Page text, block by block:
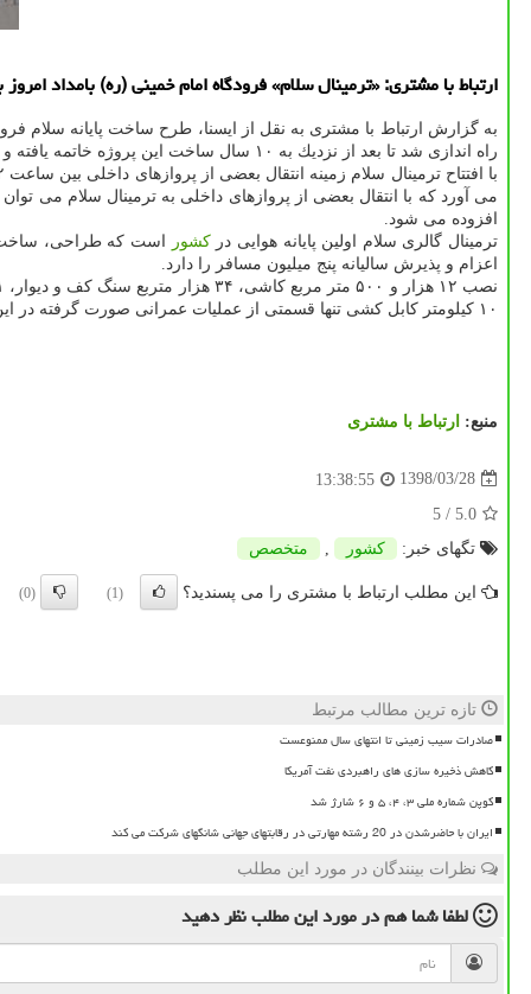
ارتباط با مشتری: «ترمینال سلام» فرودگاه امام خمینی (ره) بامداد
راه اندازی شد تا بعد از نزدیك به ۱۰ سال ساخت این پروژه خاتمه یافته و به بهره برداری برسد.
افزوده می شود.
ترمینال گالری سلام اولین پایانه هوایی دركشور
اعزام و پذیرش سالیانه پنج میلیون مسافر را دارد.
۱۰ كیلومتر كابل كشی تنها قسمتی از عملیات عمرانی صورت گرفته در این پروژه ملی است.
منبع: ارتباط با مشتری
1398/03/28
13:38:55
5.0
/ 5
تگهای خبر:
كشور , متخصص
این مطلب ارتباط با مشتری را می پسندید؟ (1)
(0)
تازه ترین مطالب مرتبط
صادرات سیب زمینی تا انتهای سال ممنوعست
کاهش ذخیره سازی های راهبردی نفت آمریکا
کوپن شماره ملی ۳، ۴، ۵ و ۶ شارژ شد
ایران با حاضرشدن در 20 رشته مهارتی در رقابتهای جهانی شانگهای شرکت می کند
نظرات بینندگان در مورد این مطلب
لطفا شما همدر مورد این مطلبنظر دهید